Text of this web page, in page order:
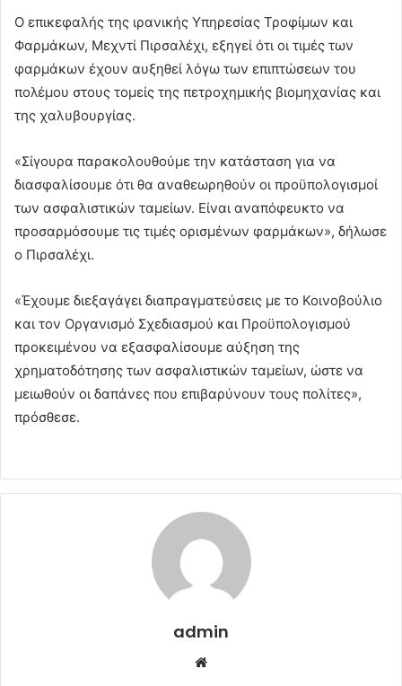
Ο επικεφαλής της ιρανικής Υπηρεσίας Τροφίμων και
Φαρμάκων, Μεχντί Πιρσαλέχι, εξηγεί ότι οι τιμές των
φαρμάκων έχουν αυξηθεί λόγω των επιπτώσεων του
πολέμου στους τομείς της πετροχημικής βιομηχανίας και
της χαλυβουργίας.
«Σίγουρα παρακολουθούμε την κατάσταση για να
διασφαλίσουμε ότι θα αναθεωρηθούν οι προϋπολογισμοί
των ασφαλιστικών ταμείων. Είναι αναπόφευκτο να
προσαρμόσουμε τις τιμές ορισμένων φαρμάκων», δήλωσε
ο Πιρσαλέχι.
«Έχουμε διεξαγάγει διαπραγματεύσεις με το Κοινοβούλιο
και τον Οργανισμό Σχεδιασμού και Προϋπολογισμού
προκειμένου να εξασφαλίσουμε αύξηση της
χρηματοδότησης των ασφαλιστικών ταμείων, ώστε να
μειωθούν οι δαπάνες που επιβαρύνουν τους πολίτες»,
πρόσθεσε.
admin